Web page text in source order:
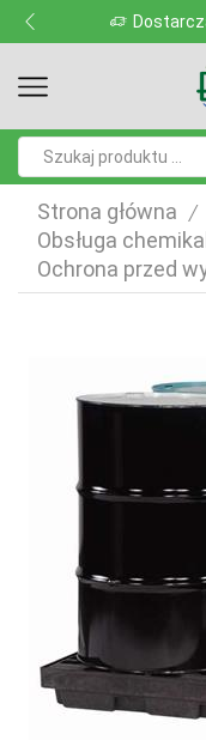
Strona główna /
Obsługa
Ochrona przed